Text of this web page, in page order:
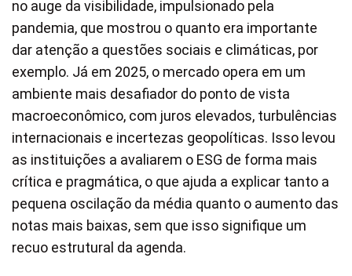
no auge da visibilidade, impulsionado pela
pandemia, que mostrou o quanto era importante
dar atenção a questões sociais e climáticas, por
exemplo. Já em 2025, o mercado opera em um
ambiente mais desafiador do ponto de vista
macroeconômico, com juros elevados, turbulências
internacionais e incertezas geopolíticas. Isso levou
as instituições a avaliarem o ESG de forma mais
crítica e pragmática, o que ajuda a explicar tanto a
pequena oscilação da média quanto o aumento das
notas mais baixas, sem que isso signifique um
recuo estrutural da agenda.